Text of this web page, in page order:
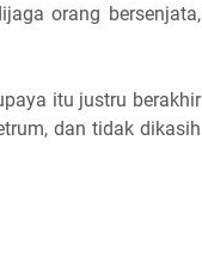
orang bersenjata,
itu justru berakhir
dan tidak dikasih